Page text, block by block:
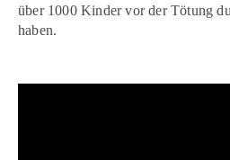
über 1000 Kinder vor der Tötung
haben.